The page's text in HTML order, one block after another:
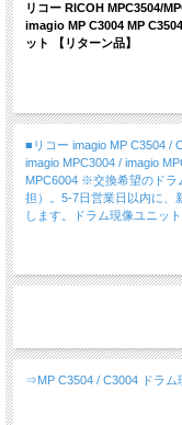
リコー RICOH MPC3504/
imagio MP C3004 MP
ット 【リターン品】
■リコー imagio MP C3504 /
imagio MPC3004 / imagio
MPC6004 ※交換希望のドラ
担）。5-7日営業日以内に、
します。ドラム現像ユニッ
⇒MP C3504 / C3004 ドラム